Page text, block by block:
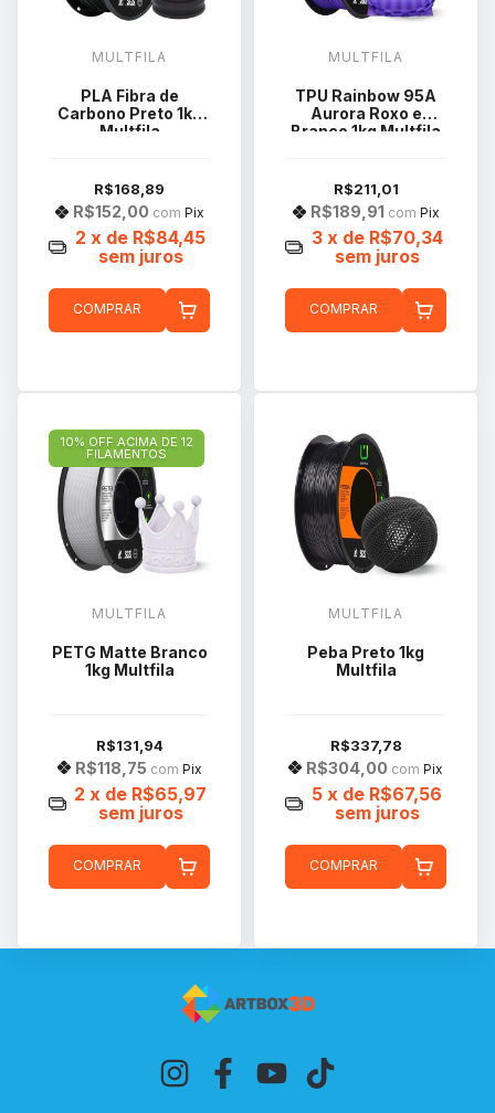
MULTFILA
PLA Fibra de
Carbono Preto 1kg
Multfila
R$168,89
R$152,00 com Pix
2 x de R$84,45
sem juros
COMPRAR
MULTFILA
TPU Rainbow 95A
Aurora Roxo e
Branco 1kg Multfila
R$211,01
R$189,91 com Pix
3 x de R$70,34
sem juros
COMPRAR
10% OFF ACIMA DE 12
FILAMENTOS
MULTFILA
PETG Matte Branco
1kg Multfila
R$131,94
R$118,75 com Pix
2 x de R$65,97
sem juros
COMPRAR
MULTFILA
Peba Preto 1kg
Multfila
R$337,78
R$304,00 com Pix
5 x de R$67,56
sem juros
COMPRAR